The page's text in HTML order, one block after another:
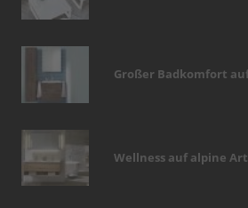
Großer Badkomfort
Wellness auf alpine Art